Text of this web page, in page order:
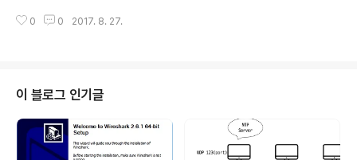
r2 로 표현numberic : 정수, 실수 등 숫자 정보 , number 로 표현date : 날짜
AYER( PLAYER_ID CHAR(7) NOT NULL, PLAY..
0 0 2017. 8. 27.
이 블로그 인기글